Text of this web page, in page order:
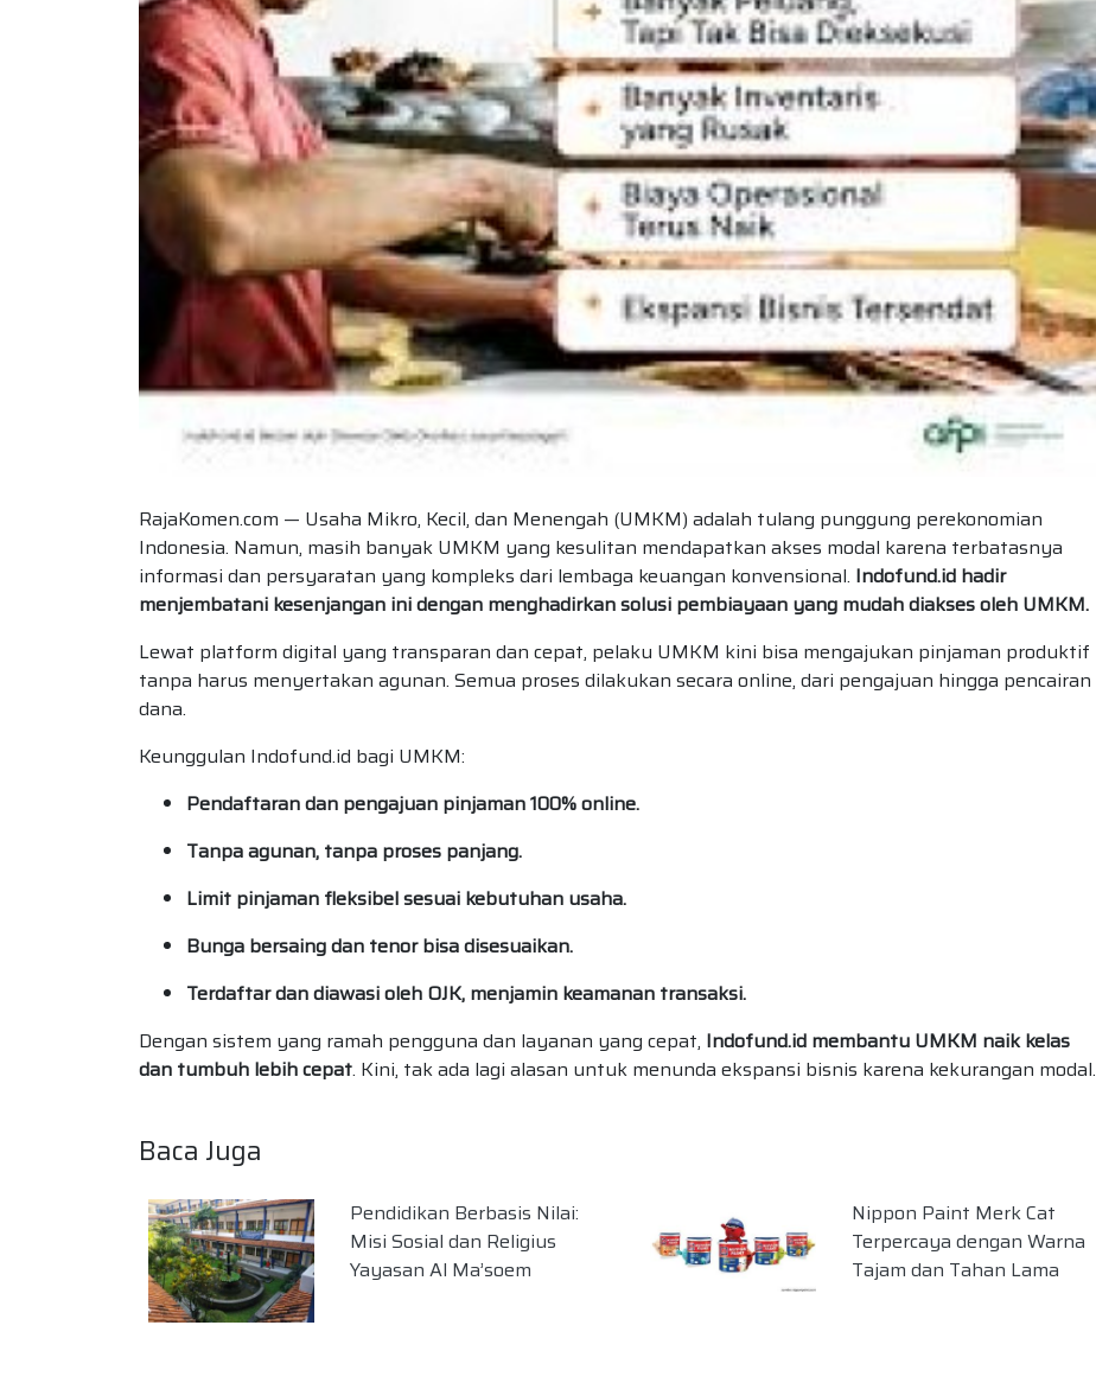
RajaKomen.com — Usaha Mikro, Kecil, dan Menengah (UMKM) adalah tulang punggung perekonomian
Indonesia. Namun, masih banyak UMKM yang kesulitan mendapatkan akses modal karena terbatasnya
informasi dan persyaratan yang kompleks dari lembaga keuangan konvensional. Indofund.id hadir
menjembatani kesenjangan ini dengan menghadirkan solusi pembiayaan yang mudah diakses oleh UMKM.
Lewat platform digital yang transparan dan cepat, pelaku UMKM kini bisa mengajukan pinjaman produktif
tanpa harus menyertakan agunan. Semua proses dilakukan secara online, dari pengajuan hingga pencairan
dana.
Keunggulan Indofund.id bagi UMKM:
Pendaftaran dan pengajuan pinjaman 100% online.
Tanpa agunan, tanpa proses panjang.
Limit pinjaman fleksibel sesuai kebutuhan usaha.
Bunga bersaing dan tenor bisa disesuaikan.
Terdaftar dan diawasi oleh OJK, menjamin keamanan transaksi.
Dengan sistem yang ramah pengguna dan layanan yang cepat, Indofund.id membantu UMKM naik kelas
dan tumbuh lebih cepat. Kini, tak ada lagi alasan untuk menunda ekspansi bisnis karena kekurangan modal.
Baca Juga
Pendidikan Berbasis Nilai:
Misi Sosial dan Religius
Yayasan Al Ma’soem
Nippon Paint Merk Cat
Terpercaya dengan Warna
Tajam dan Tahan Lama